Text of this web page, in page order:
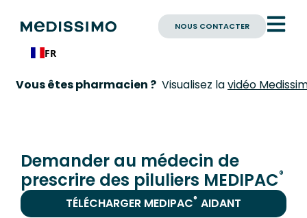
NOUS CONTACTER
FR
êtes pharmacien ?Visualisez lavidéo Medissimo
Demander au médecin de
prescrire des piluliers MEDIPAC®
TÉLÉCHARGER MEDIPAC® AIDANT